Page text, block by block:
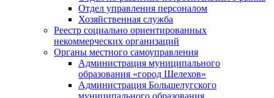
Отдел управления персоналом
Хозяйственная служба
Реестр социально ориентированных
некоммерческих организаций
Органы местного самоуправления
Администрация муниципального
образования «город Шелехов»
Администрация Большелугского
муниципального образования